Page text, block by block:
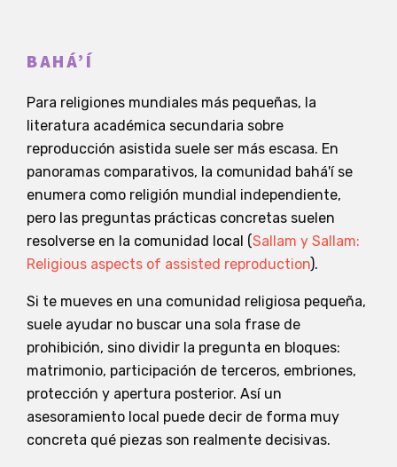
BAHÁ’Í
Para religiones mundiales más pequeñas, la
literatura académica secundaria sobre
reproducción asistida suele ser más escasa. En
panoramas comparativos, la comunidad bahá'í se
enumera como religión mundial independiente,
pero las preguntas prácticas concretas suelen
resolverse en la comunidad local (Sallam y Sallam:
Religious aspects of assisted reproduction).
Si te mueves en una comunidad religiosa pequeña,
suele ayudar no buscar una sola frase de
prohibición, sino dividir la pregunta en bloques:
matrimonio, participación de terceros, embriones,
protección y apertura posterior. Así un
asesoramiento local puede decir de forma muy
concreta qué piezas son realmente decisivas.